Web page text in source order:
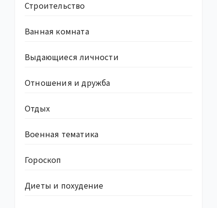
Строительство
Ванная комната
Выдающиеся личности
Отношения и дружба
Отдых
Военная тематика
Гороскоп
Диеты и похудение